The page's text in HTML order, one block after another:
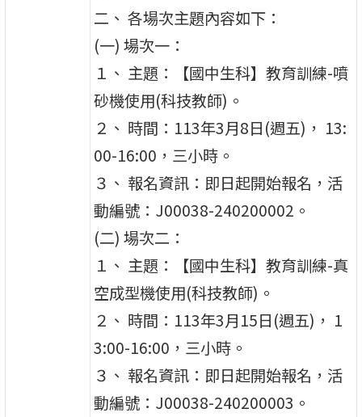
二、 各場次主題內容如下：
(一) 場次一：
１、 主題：【國中生科】教育訓練-噴
砂機使用(科技教師)。
２、 時間：113年3月8日(週五)， 13:
00-16:00，三小時。
３、 報名資訊：即日起開始報名，活
動編號：J00038-240200002。
(二) 場次二：
１、 主題：【國中生科】教育訓練-真
空成型機使用(科技教師)。
２、 時間：113年3月15日(週五)， 1
3:00-16:00，三小時。
３、 報名資訊：即日起開始報名，活
動編號：J00038-240200003。